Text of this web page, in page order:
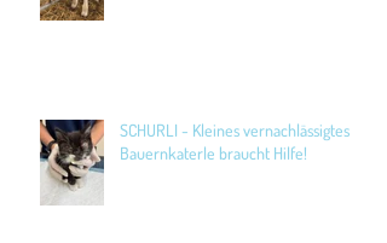
SCHURLI - Kleines vernachlässigtes
Bauernkaterle braucht Hilfe!